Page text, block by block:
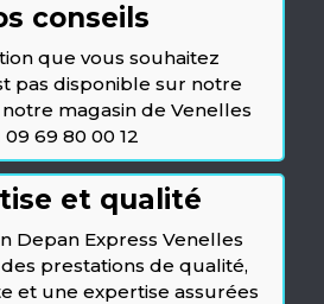
conseils
que vous souhaitez
pas disponible sur notre
magasin de Venelles
09 69 80 00 12
et qualité
Depan Express Venelles
prestations de qualité,
et une expertise assurées